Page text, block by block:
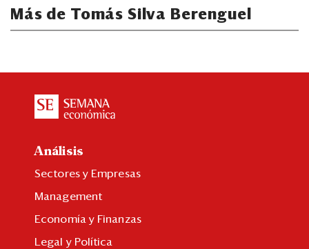
Más de Tomás Silva Berenguel
Análisis
Sectores y Empresas
Management
Economía y Finanzas
Legal y Política